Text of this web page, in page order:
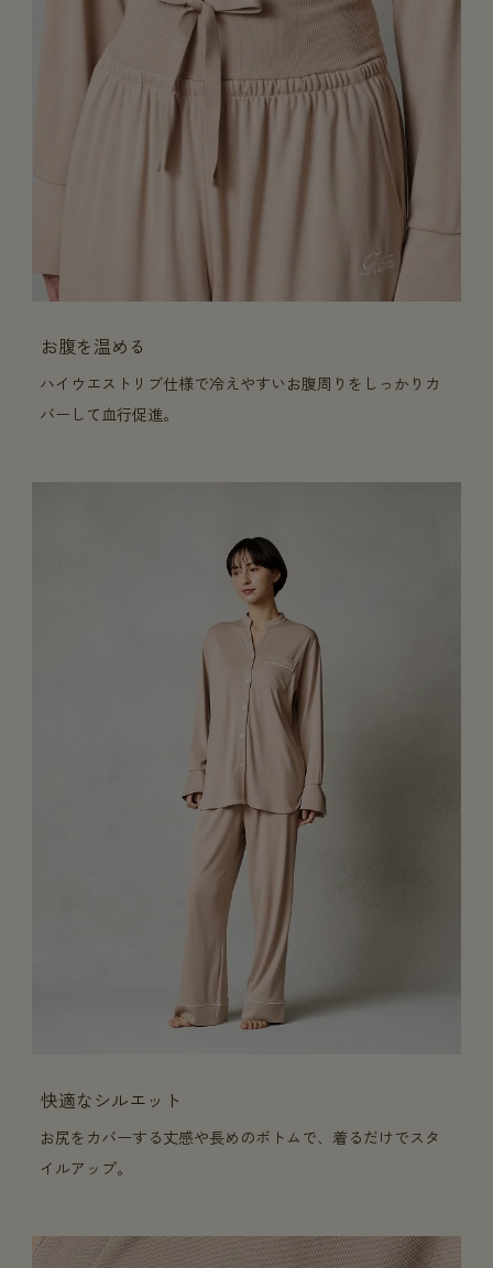
お腹を温める
ハイウエストリブ仕様で冷えやすいお腹周りをしっかりカ
バーして血行促進。
快適なシルエット
お尻をカバーする丈感や長めのボトムで、着るだけでスタ
イルアップ。